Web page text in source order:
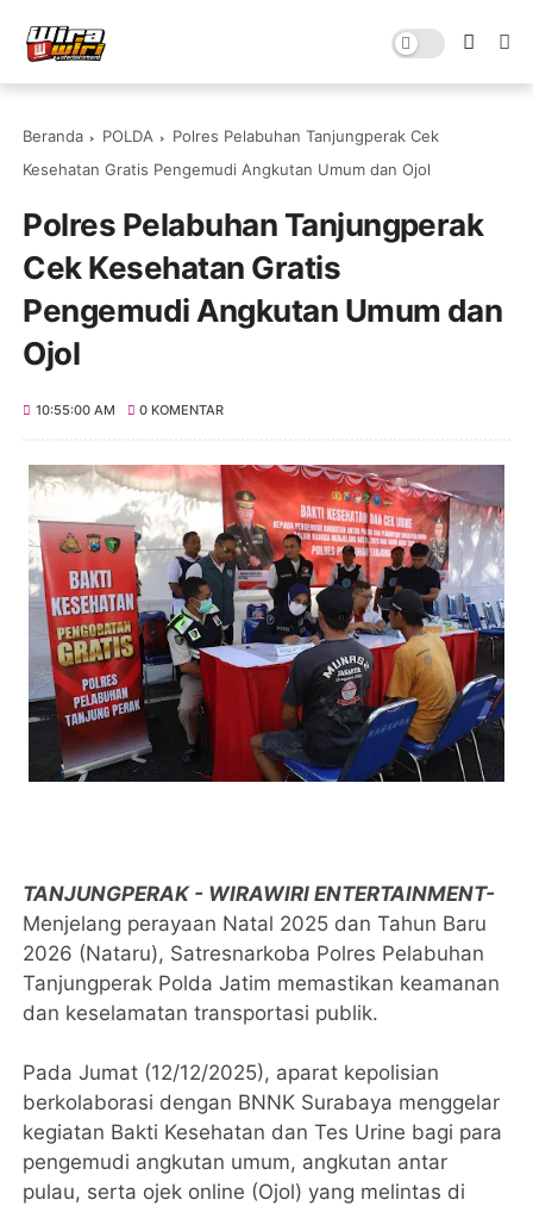
Beranda POLDA
Polres Pelabuhan Tanjungperak Cek
Kesehatan Gratis Pengemudi Angkutan Umum dan Ojol
Polres Pelabuhan Tanjungperak
Cek Kesehatan Gratis
Pengemudi Angkutan Umum dan
Ojol
10:55:00 AM 0 KOMENTAR
TANJUNGPERAK - WIRAWIRI ENTERTAINMENT-
Menjelang perayaan Natal 2025 dan Tahun Baru
2026 (Nataru), Satresnarkoba Polres Pelabuhan
Tanjungperak Polda Jatim memastikan keamanan
dan keselamatan transportasi publik.
Pada Jumat (12/12/2025), aparat kepolisian
berkolaborasi dengan BNNK Surabaya menggelar
kegiatan Bakti Kesehatan dan Tes Urine bagi para
pengemudi angkutan umum, angkutan antar
pulau, serta ojek online (Ojol) yang melintas di